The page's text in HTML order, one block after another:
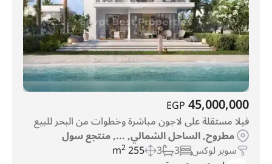
45,000,000
EGP
فيلا مستقلة على لاجون مباشرة وخطوات من البحر للبيع
مطروح, الساحل الشمالي, ..., منتجع سول
سوبر لوكس 3
3
255 m
2